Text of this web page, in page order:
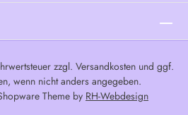
zzgl. Versandkostenund ggf.
wenn nicht anders angegeben.
Theme by RH-Webdesign